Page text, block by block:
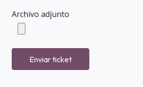
Archivo adjunto
Enviar ticket